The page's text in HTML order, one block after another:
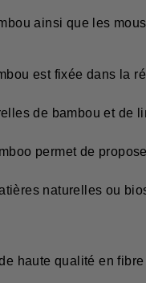
ainsi que les
est fixée dans la
de bambou et de
permet de
naturelles ou
haute qualité en